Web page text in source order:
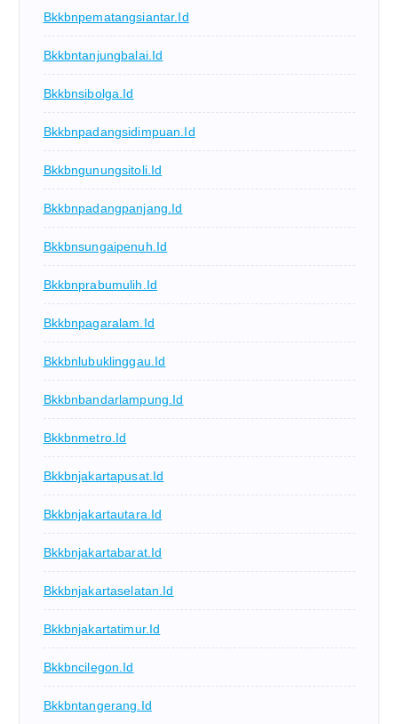
Bkkbnpematangsiantar.id
Bkkbntanjungbalai.id
Bkkbnsibolga.id
Bkkbnpadangsidimpuan.id
Bkkbngunungsitoli.id
Bkkbnpadangpanjang.id
Bkkbnsungaipenuh.id
Bkkbnprabumulih.id
Bkkbnpagaralam.id
Bkkbnlubuklinggau.id
Bkkbnbandarlampung.id
Bkkbnmetro.id
Bkkbnjakartapusat.id
Bkkbnjakartautara.id
Bkkbnjakartabarat.id
Bkkbnjakartaselatan.id
Bkkbnjakartatimur.id
Bkkbncilegon.id
Bkkbntangerang.id